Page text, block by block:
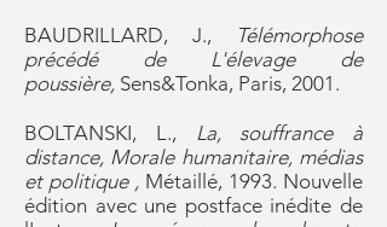
BAUDRILLARD, J.,
Télémorphose
précédé de L'élevage de
poussière, Sens&Tonka, Paris, 2001.
BOLTANSKI, L., La, souffrance à
distance, Morale humanitaire, médias
et politique , Métaillé, 1993. Nouvelle
édition avec une postface inédite de